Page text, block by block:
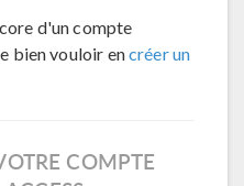
d'un compte
bien vouloir encréer un
COMPTE